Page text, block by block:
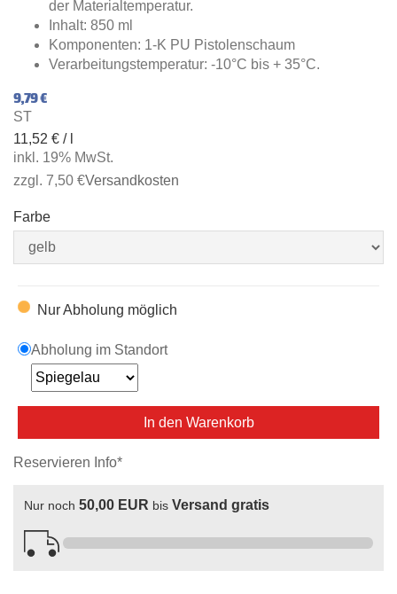
der Materialtemperatur.
Inhalt: 850 ml
Komponenten: 1-K PU Pistolenschaum
Verarbeitungstemperatur: -10°C bis + 35°C.
9,79 €
ST
11,52 € / l
inkl. 19% MwSt.
zzgl. 7,50 €Versandkosten
Farbe
Nur Abholung möglich
Abholung im Standort
In den Warenkorb
Reservieren Info*
Nur noch 50,00 EUR bis Versand gratis